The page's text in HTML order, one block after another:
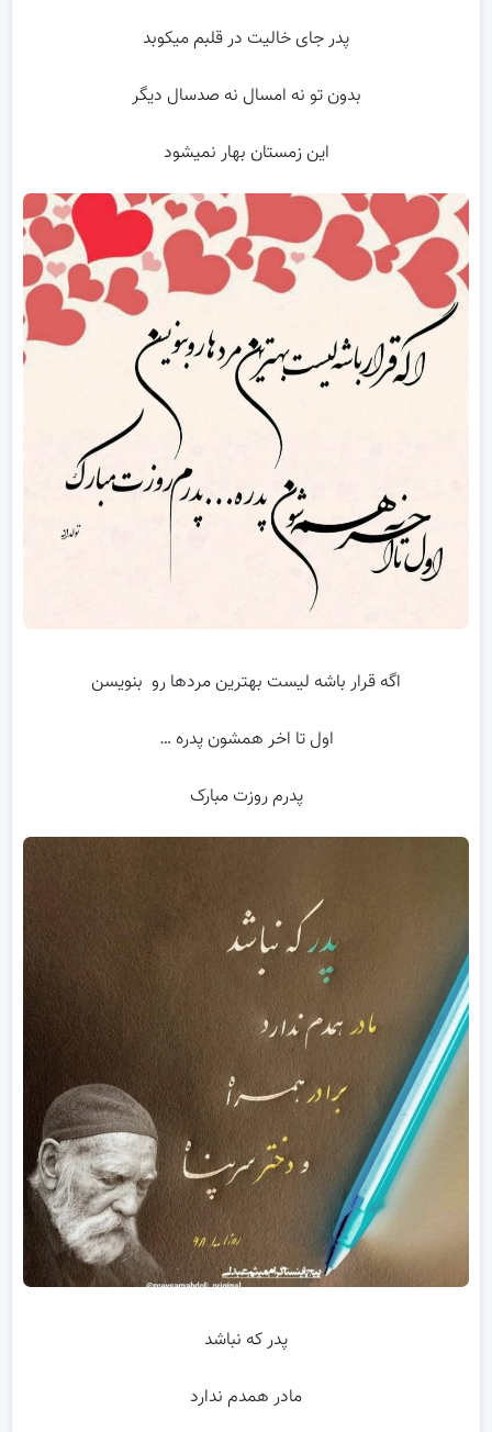
پدر جای خالیت در قلبم میکوبد
بدون تو نه امسال نه صدسال دیگر
این زمستان بهار نمیشود
اگه قرار باشه لیست بهترین مردها رو بنویسن
اول تا اخر همشون پدره …
پدرم روزت مبارک
پدر که نباشد
مادر همدم ندارد